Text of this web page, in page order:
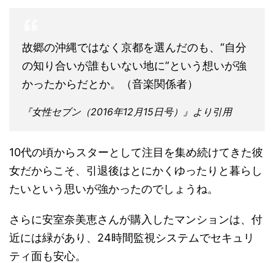
故郷の沖縄ではなく京都を選んだのも、“自分
の知り合いが誰もいない地に”という想いが強
かったからだとか。（音楽関係者）
『女性セブン（2016年12月15日号）』より引用
10代の頃からスターとして注目を集め続けてきた彼
女だからこそ、引退後はとにかくゆったりと暮らし
たいという思いが強かったのでしょうね。
さらに安室奈美恵さんが購入したマンションは、付
近には緑があり、24時間監視システムでセキュリ
ティ面も安心。